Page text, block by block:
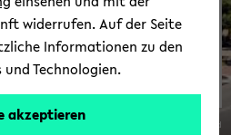
© Uni­ver­si­tät Bie­le­feld
widerrufen. Auf der Seite
Informationen zu den
Technologien.
akzeptieren